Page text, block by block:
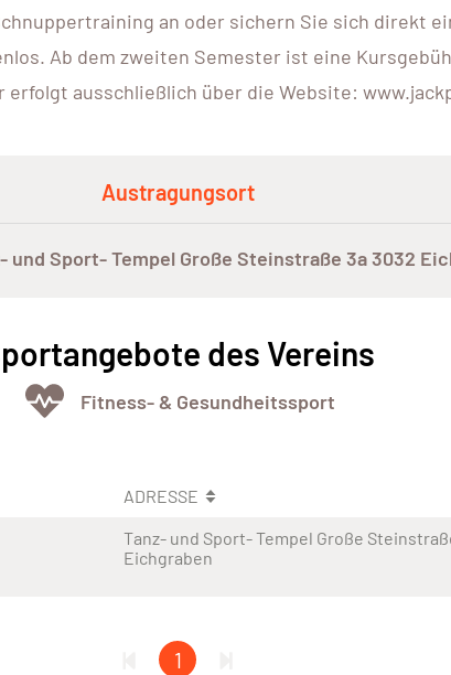
an oder sichern Sie sich direkt
Ab dem zweiten Semester ist eine
erfolgt ausschließlich über die Website:
Austragungsort
und Sport- Tempel Große Steinstraße 3a 3032
des Vereins
Fitness- & Gesundheitssport
ADRESSE
Tanz- und Sport- Tempel Große
Eichgraben
1